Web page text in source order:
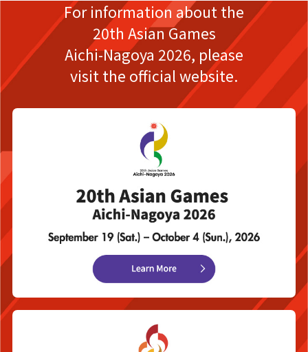
For information about the
20th Asian Games
Aichi-Nagoya 2026, please
visit the official website.